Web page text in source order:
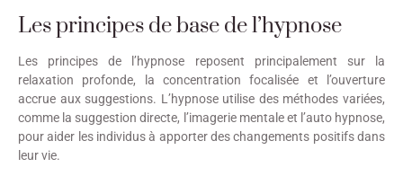
Les principes de base de l’hypnose
Les principes de l’hypnose reposent principalement sur la
relaxation profonde, la concentration focalisée et l’ouverture
accrue aux suggestions. L’hypnose utilise des méthodes variées,
comme la suggestion directe, l’imagerie mentale et l’auto hypnose,
pour aider les individus à apporter des changements positifs dans
leur vie.